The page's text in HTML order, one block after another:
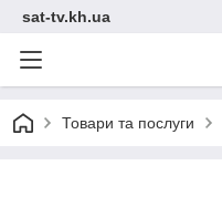
sat-tv.kh.ua
Товари та послуги